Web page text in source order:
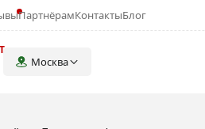
Москва
ПартнёрамКонтактыБлог